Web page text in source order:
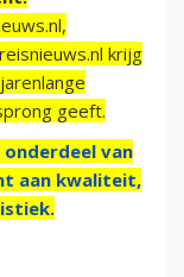
krijg
geeft.
van
aan kwaliteit,